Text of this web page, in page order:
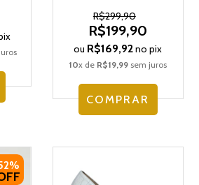
R$299,90
R$199,90
ou R$169,92no pix
10x de R$19,99 sem juros
COMPRAR